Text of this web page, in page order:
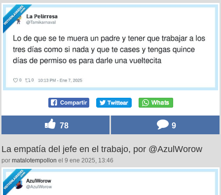
78 9
La empatía del jefe en el trabajo, por @AzulWorow
por matalotempollon el 9 ene 2025, 13:46